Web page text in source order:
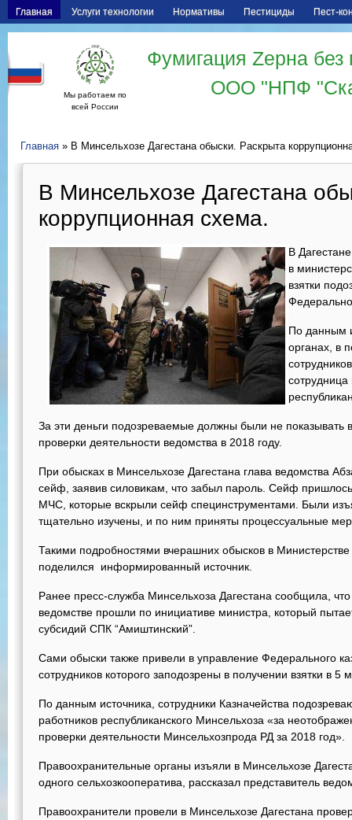
Главная Услуги технологии Нормативы Пестициды Пест-
Мы работаем по
всей России
Фумигация Zерна
ООО "НПФ
Главная » В Минсельхозе Дагестана обыски. Раскрыта
В Минсельхозе Дагестана
коррупционная схема.
В
в
взятки
По данным
органах, в
сотрудница
За эти деньги подозреваемые должны были не
проверки деятельности ведомства в 2018 году.
При обысках в Минсельхозе Дагестана глава ведомства
сейф, заявив силовикам, что забыл пароль. Сейф
МЧС, которые вскрыли сейф специнструментами. Были
тщательно изучены, и по ним приняты процессуальные
Такими подробностями вчерашних обысков в Министерстве
поделился информированный источник.
Ранее пресс-служба Минсельхоза Дагестана сообщила,
ведомстве прошли по инициативе министра, который
субсидий СПК “Амиштинский”.
Сами обыски также привели в управление Федерального
сотрудников которого заподозрены в получении взятки в 5
По данным источника, сотрудники Казначейства
работников республиканского Минсельхоза «за
проверки деятельности Минсельхозпрода РД за 2018 год».
Правоохранительные органы изъяли в Минсельхозе
одного сельхозкооператива, рассказал представитель
Правоохранители провели в Минсельхозе Дагестана